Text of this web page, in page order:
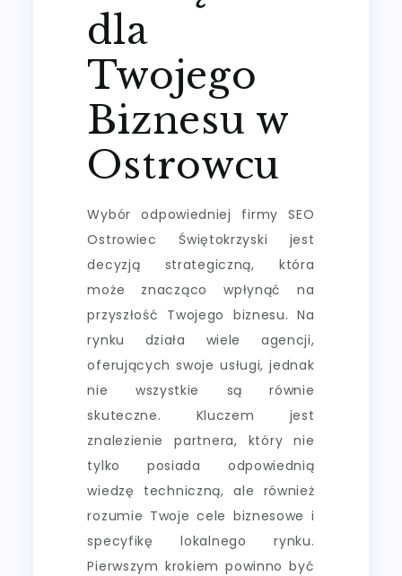
dla
Twojego
Biznesu w
Ostrowcu
Wybór odpowiedniej firmy SEO
Ostrowiec Świętokrzyski jest
decyzją strategiczną, która
może znacząco wpłynąć na
przyszłość Twojego biznesu. Na
rynku działa wiele agencji,
oferujących swoje usługi, jednak
nie wszystkie są równie
skuteczne. Kluczem jest
znalezienie partnera, który nie
tylko posiada odpowiednią
wiedzę techniczną, ale również
rozumie Twoje cele biznesowe i
specyfikę lokalnego rynku.
Pierwszym krokiem powinno być